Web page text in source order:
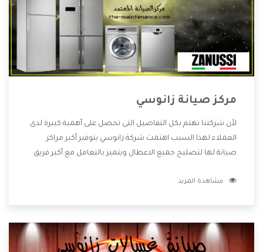
مركز صيانة زانوسي
لأن شركتنا تهتم بكل التفاصيل التى تحصل على أهمية كبيرة لدى
العملاء لهذا السبب اهتمت شركة زانوسي بتوفير أكبر مراكز
صيانة لها لتصليح جميع الاعطال ويتميز بالتعامل مع أكبر فريق
مكانتنا وعلى عملاءنا الكرام .
مشاهدة المزيد